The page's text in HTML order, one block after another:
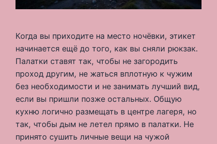
Когда вы приходите на место ночёвки, этикет
начинается ещё до того, как вы сняли рюкзак.
Палатки ставят так, чтобы не загородить
проход другим, не жаться вплотную к чужим
без необходимости и не занимать лучший вид,
если вы пришли позже остальных. Общую
кухню логично размещать в центре лагеря, но
так, чтобы дым не летел прямо в палатки. Не
принято сушить личные вещи на чужой